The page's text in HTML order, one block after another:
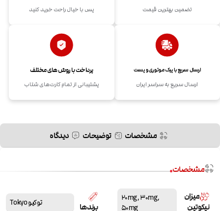
تضمین بهترین قیمت پس با خیال راحت خرید کنید
ارسال سریع با پیک موتوری و پست
ارسال سریع به سراسر ایران
پرداخت با روش های مختلف
پشتیبانی از تمام کارت‌های شتاب
مشخصات توضیحات دیدگاه
مشخصات
میزان
نیکوتین
20mg,30mg,
50mg
برندها توکیو Tokyo